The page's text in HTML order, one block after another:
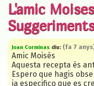
L'amic
Joan Corminas diu: (fa 7 anys
Amic Moisès
Aquesta recepta és
Espero que hagis
ja especifico que es